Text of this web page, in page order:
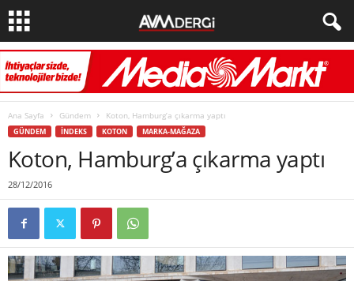
Ana Sayfa Gündem Koton, Hamburg’a çıkarma yaptı
GÜNDEM İNDEKS KOTON MARKA-MAĞAZA
Koton, Hamburg’a çıkarma yaptı
28/12/2016